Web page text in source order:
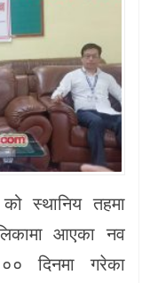
स्थानिय तहमा
आएका नव
दिनमा गरेका